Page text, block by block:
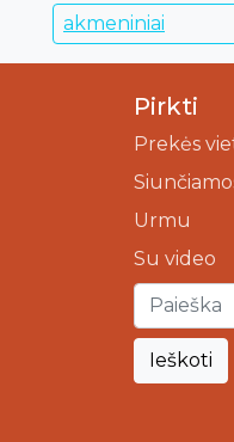
akmeniniai
Pirkti
Prekės
Urmu
Su video
Ieškoti